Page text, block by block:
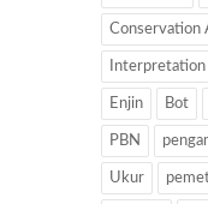
Conservation
Enjin Bot
PBN
Ukur